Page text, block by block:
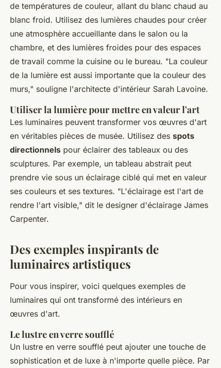
de températures de couleur, allant du blanc chaud au
blanc froid. Utilisez des lumières chaudes pour créer
une atmosphère accueillante dans le salon ou la
chambre, et des lumières froides pour des espaces
de travail comme la cuisine ou le bureau. "La couleur
de la lumière est aussi importante que la couleur des
murs," souligne l'architecte d'intérieur Sarah Lavoine.
Utiliser la lumière pour mettre en valeur l'art
Les luminaires peuvent transformer vos œuvres d'art
en véritables pièces de musée. Utilisez des spots
directionnels pour éclairer des tableaux ou des
sculptures. Par exemple, un tableau abstrait peut
prendre vie sous un éclairage ciblé qui met en valeur
ses couleurs et ses textures. "L'éclairage est l'art de
rendre l'art visible," dit le designer d'éclairage James
Carpenter.
Des exemples inspirants de
luminaires artistiques
Pour vous inspirer, voici quelques exemples de
luminaires qui ont transformé des intérieurs en
œuvres d'art.
Le lustre en verre soufflé
Un lustre en verre soufflé peut ajouter une touche de
sophistication et de luxe à n'importe quelle pièce. Par